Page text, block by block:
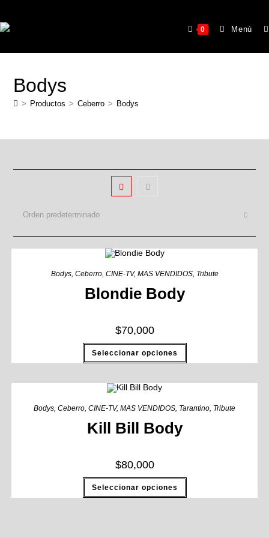
0 Menú
Bodys
> Productos > Ceberro > Bodys
Orden predeterminado
Bodys, Ceberro, CINE-TV, MAS VENDIDOS, Tribute
Blondie Body
$70,000
Seleccionar opciones
Bodys, Ceberro, CINE-TV, MAS VENDIDOS, Tarantino, Tribute
Kill Bill Body
$80,000
Seleccionar opciones